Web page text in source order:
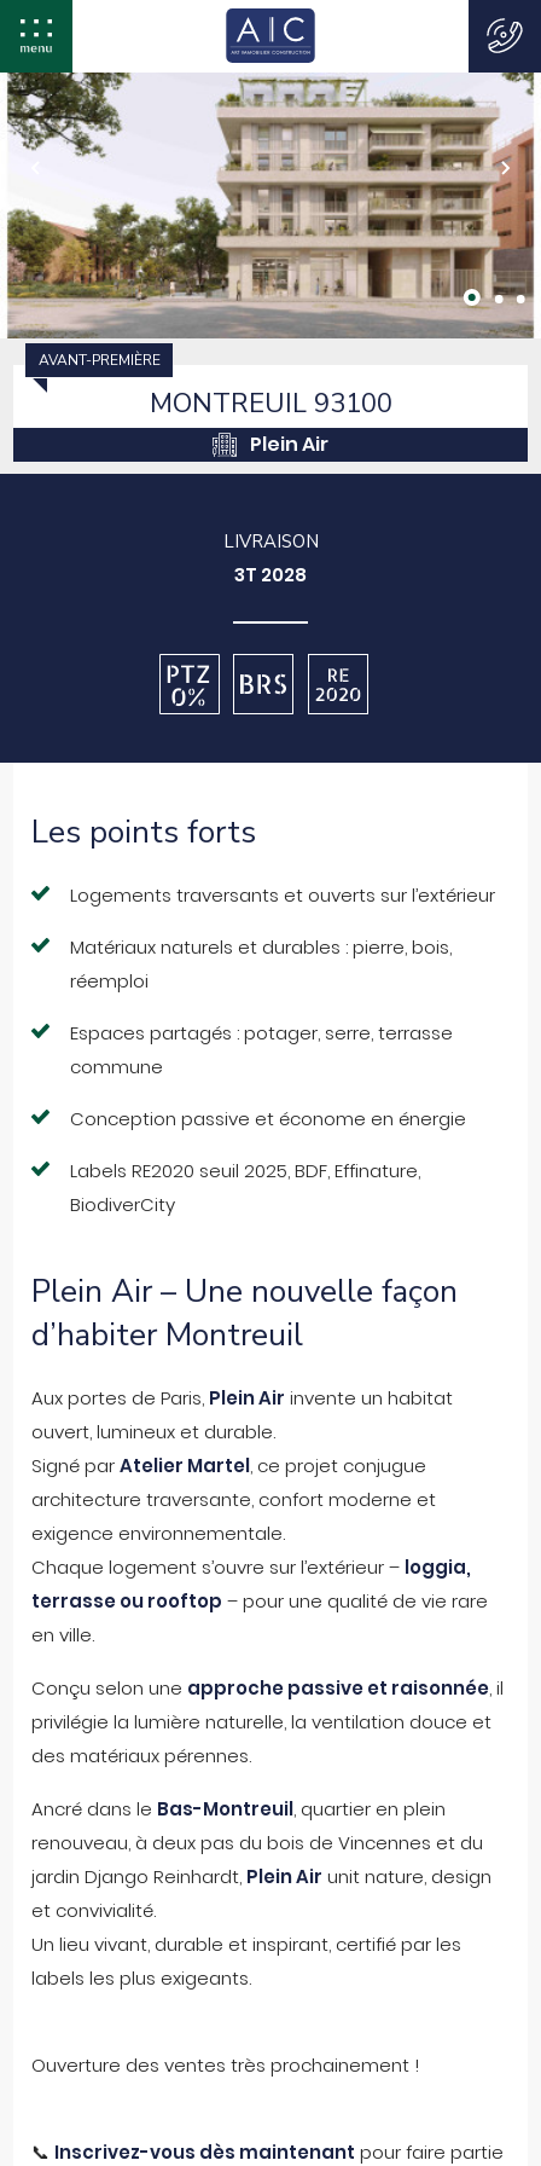
AVANT-PREMIÈRE
MONTREUIL 93100
Plein Air
LIVRAISON
3T 2028
PTZ
0%
Les points forts
Logements traversants et ouverts sur l’extérieur
Matériaux naturels et durables : pierre, bois,
réemploi
Espaces partagés : potager, serre, terrasse
commune
Conception passive et économe en énergie
Labels RE2020 seuil 2025, BDF, Effinature,
BiodiverCity
Plein Air – Une nouvelle façon
d’habiter Montreuil
Aux portes de Paris, Plein Air invente un habitat
ouvert, lumineux et durable.
Signé parAtelier Martel, ce projet conjugue
architecture traversante, confort moderne et
exigence environnementale.
Chaque logement s’ouvre sur l’extérieur – loggia,
terrasse ou rooftop – pour une qualité de vie rare
en ville.
Conçu selon une approche passive et raisonnée, il
privilégie la lumière naturelle, la ventilation douce et
des matériaux pérennes.
Ancré dans le Bas-Montreuil, quartier en plein
renouveau, à deux pas du bois de Vincennes et du
jardin Django Reinhardt, Plein Air unit nature, design
et convivialité.
Un lieu vivant, durable et inspirant, certifié par les
labels les plus exigeants.
Ouverture des ventes très prochainement !
📞 Inscrivez-vous dès maintenant pour faire partie